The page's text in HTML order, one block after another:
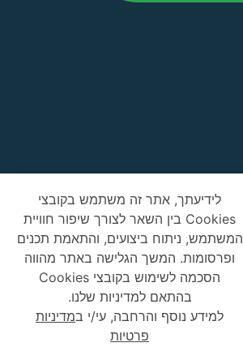
לידיעתך, אתר זה משתמש בקובצי
Cookies בין השאר לצורך שיפור חוויית
המשתמש, ניתוח ביצועים, והתאמת תכנים
ופרסומות. המשך הגלישה באתר מהווה
הסכמה לשימוש בקובצי Cookies
בהתאם למדיניות שלנו.
למידע נוסף והרחבה, עי/י במדיניות
פרטיות